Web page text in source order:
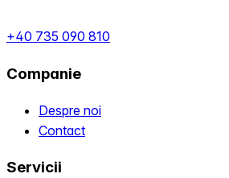
+40 735 090 810
Companie
Despre noi
Contact
Servicii